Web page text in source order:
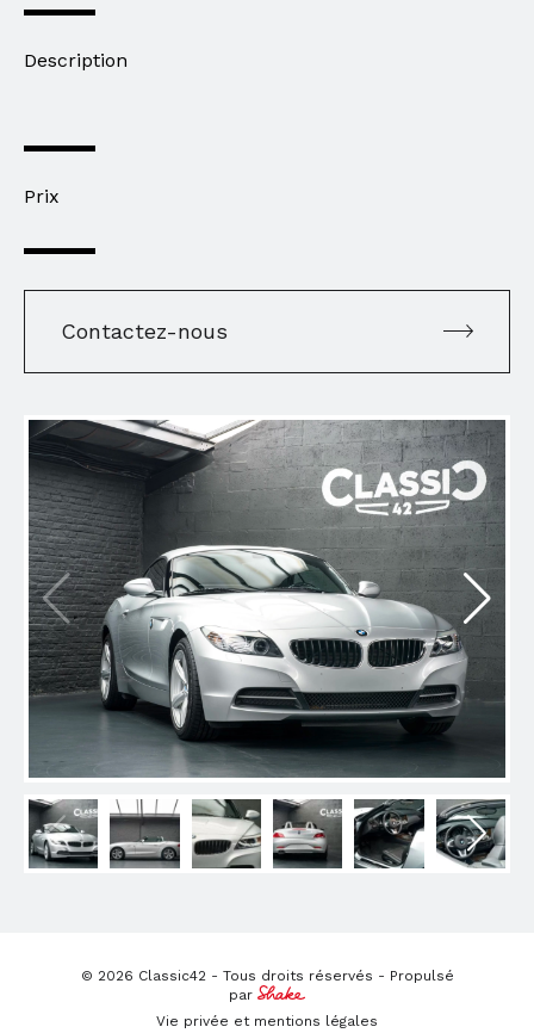
Description
Prix
Contactez-nous
© 2026 Classic42 - Tous droits réservés - Propulsé
par
Vie privée et mentions légales